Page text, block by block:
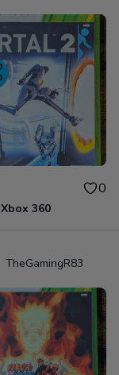
0
360
TheGamingR83